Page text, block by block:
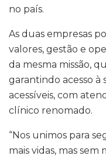
no país.
As duas empresas
valores, gestão e
da mesma missão,
garantindo acesso
acessíveis, com
clínico renomado.
“Nos unimos para
mais vidas, mas